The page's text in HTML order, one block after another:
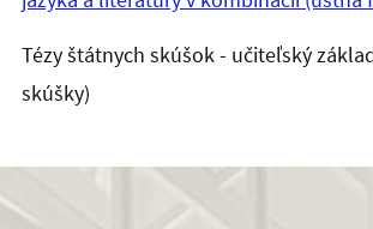
Tézy štátnych skúšok - učiteľský
skúšky)